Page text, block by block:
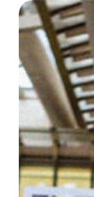
Jacques
Monclar